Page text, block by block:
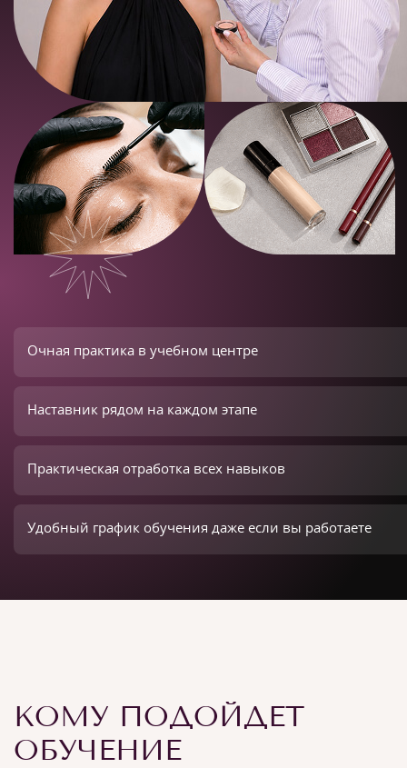
Очная практика в учебном центре
Наставник рядом на каждом этапе
Практическая отработка всех навыков
Удобный график обучения даже если вы работаете
КОМУ ПОДОЙДЕТ
ОБУЧЕНИЕ